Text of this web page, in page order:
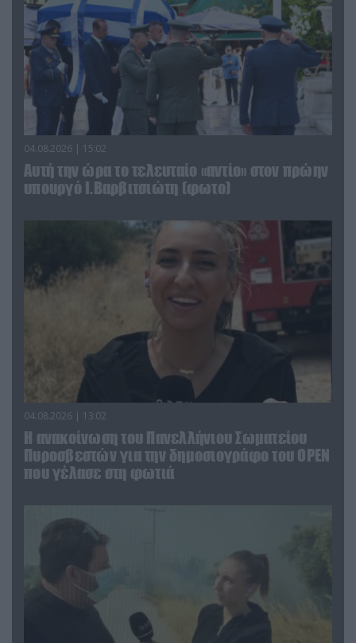
04.08.2026 | 15:02
Αυτή την ώρα το τελευταίο «αντίο» στον πρώην
υπουργό Ι.Βαρβιτσιώτη (φωτο)
04.08.2026 | 13:02
Η ανακοίνωση του Πανελλήνιου Σωματείου
Πυροσβεστών για την δημοσιογράφο του OPEN
που γέλασε στη φωτιά